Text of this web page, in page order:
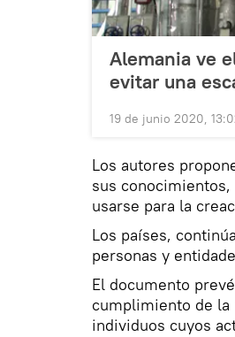
Alemania ve
evitar una
19 de junio 2020,
Los autores
sus
usarse para la
Los países,
personas y
El documento
cumplimiento de la
individuos cuyos